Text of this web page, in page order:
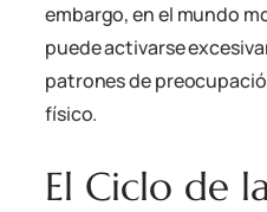
embargo, en el mundo
puede activarse
patrones de
físico.
El Ciclo de